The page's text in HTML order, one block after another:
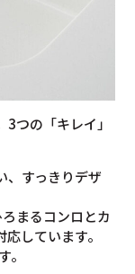
つの「キレイ」
、すっきりデザ
まるコンロとカ
しています。